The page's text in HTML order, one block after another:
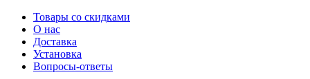
Товары со скидками
О нас
Доставка
Установка
Вопросы-ответы